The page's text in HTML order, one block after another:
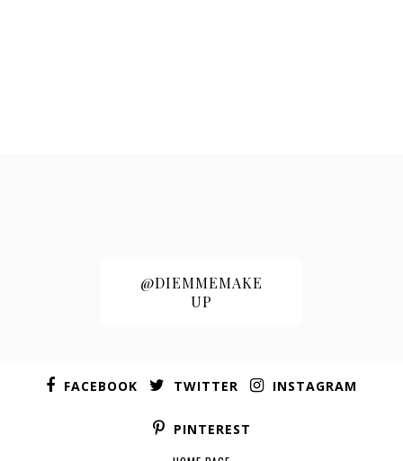
@DIEMMEMAKE
UP
FACEBOOK TWITTER INSTAGRAM
PINTEREST